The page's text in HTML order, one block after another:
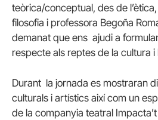
teòrica/conceptual, des de
filosofia i professora Begoña
demanat que ens ajudi a
respecte als reptes de la cultura i
Durant la jornada es mostraran
culturals i artístics així com un
de la companyia teatral